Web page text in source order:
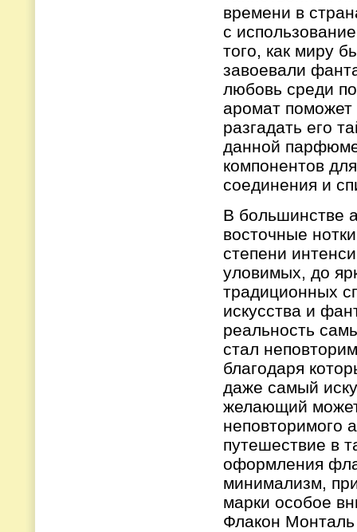
времени в
с
того, как миру
завоевали
любовь среди
аромат поможет
разгадать его
данной
компонентов
соединения и
В большинстве
восточные
степени
уловимых, до
традиционных
искусства и
реальность
стал
благодаря
даже самый
желающий
неповторимого
путешествие в
оформления
минимализм,
марки особое
Флакон